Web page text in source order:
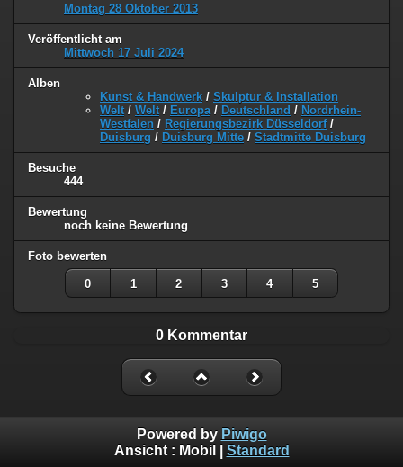
Montag 28 Oktober 2013
Veröffentlicht am
Mittwoch 17 Juli 2024
Alben
Kunst & Handwerk / Skulptur & Installation
Welt / Welt / Europa / Deutschland / Nordrhein-
Westfalen / Regierungsbezirk Düsseldorf/
Duisburg / Duisburg Mitte / Stadtmitte Duisburg
Besuche
444
Bewertung
noch keine Bewertung
Foto bewerten
0 1 2 3 4 5
0 Kommentar
Powered by Piwigo
Ansicht : Mobil Standard